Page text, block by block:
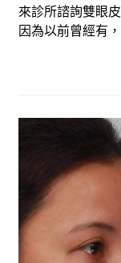
來診所諮詢雙眼
因為以前曾經有